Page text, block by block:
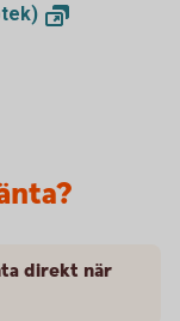
direkt när